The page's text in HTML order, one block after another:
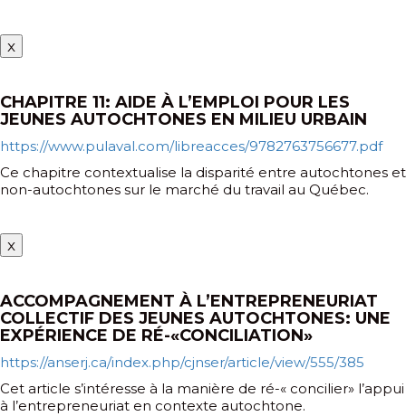
x
CHAPITRE 11: AIDE À L’EMPLOI POUR LES
JEUNES AUTOCHTONES EN MILIEU URBAIN
https://www.pulaval.com/libreacces/9782763756677.pdf
Ce chapitre contextualise la disparité entre autochtones et
non-autochtones sur le marché du travail au Québec.
x
ACCOMPAGNEMENT À L’ENTREPRENEURIAT
COLLECTIF DES JEUNES AUTOCHTONES: UNE
EXPÉRIENCE DE RÉ-«CONCILIATION»
https://anserj.ca/index.php/cjnser/article/view/555/385
Cet article s’intéresse à la manière de ré-« concilier» l’appui
à l’entrepreneuriat en contexte autochtone.